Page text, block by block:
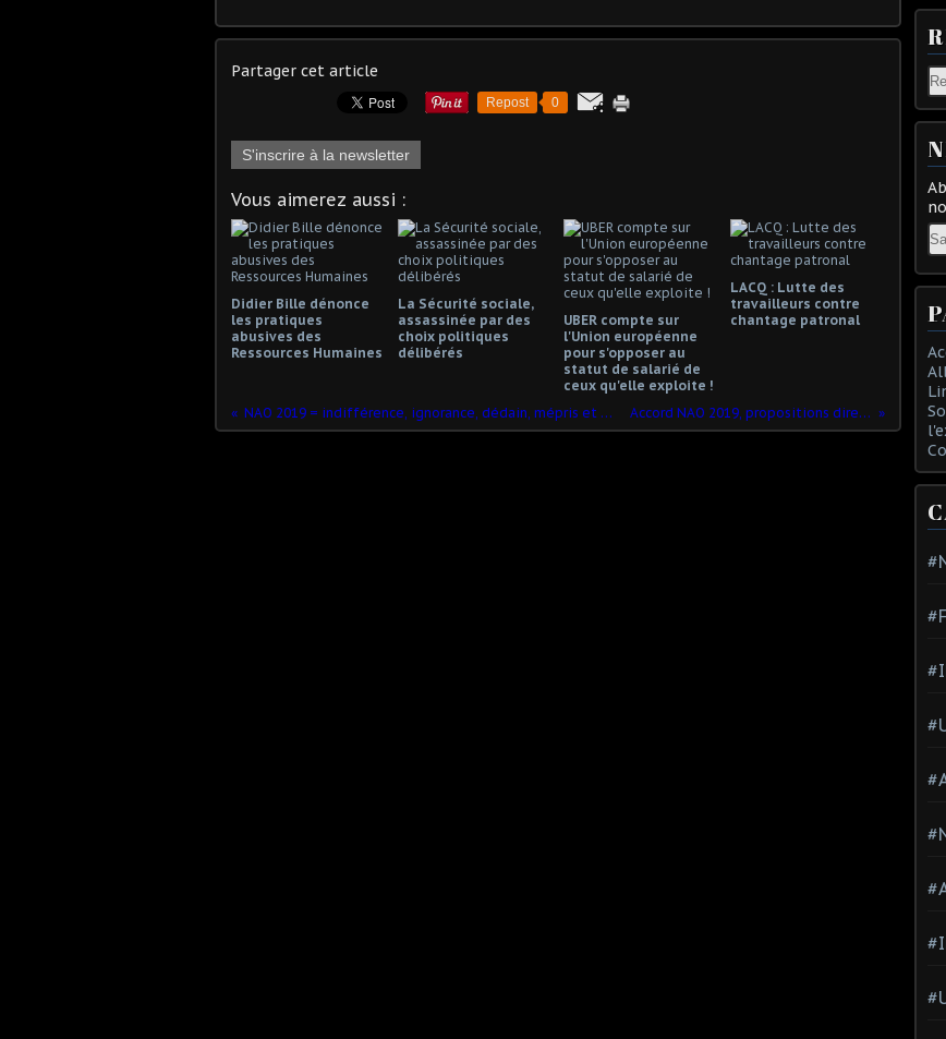
Partager cet article
Repost 0
S'inscrire à la newsletter
Vous aimerez aussi :
Didier Bille dénonce
les pratiques
abusives des
Ressources Humaines
La Sécurité sociale,
assassinée par des
choix politiques
délibérés
UBER compte sur
l'Union européenne
pour s'opposer au
statut de salarié de
ceux qu'elle exploite !
LACQ : Lutte des
travailleurs contre
chantage patronal
NAO 2019 = indifférence, ignorance, dédain, mépris et dégoût Accord NAO 2019, propositions direction